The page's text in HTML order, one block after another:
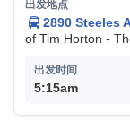
2890 Steeles
of Tim Horton -
5:15am